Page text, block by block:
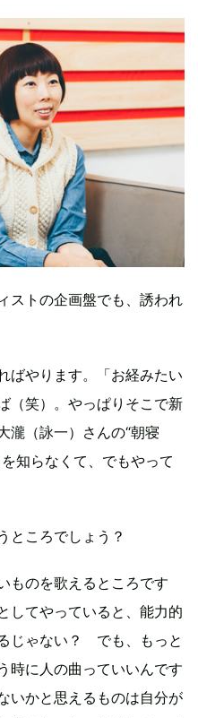
ストの企画盤でも、誘われ
ばやります。「お経みたい
（笑）。やっぱりそこで新
瀧（詠一）さんの“朝寝
知らなくて、でもやって
ところでしょう？
ものを歌えるところです
してやっていると、能力的
じゃない？ でも、もっと
時に人の曲っていいんです
いかと思えるものは自分が